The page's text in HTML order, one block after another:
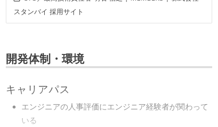
スタンバイ 採用サイト
開発体制・環境
キャリアパス
エンジニアの人事評価にエンジニア経験者が関わって
いる